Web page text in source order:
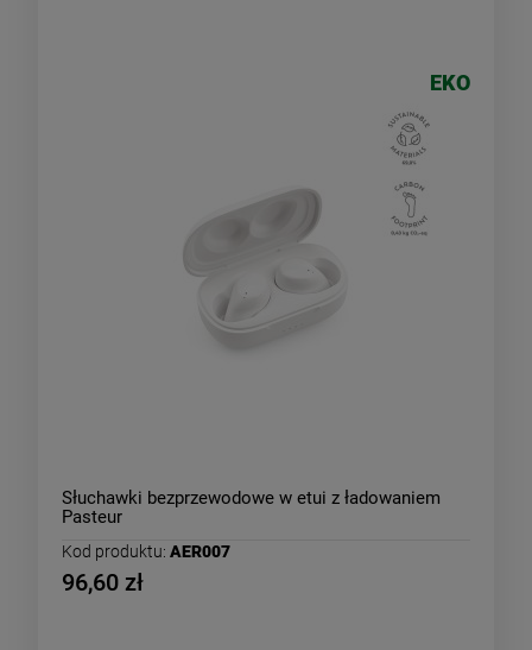
Słuchawki bezprzewodowe w etui z ładowaniem
Pasteur
Kod produktu: AER007
96,60 zł
EKO